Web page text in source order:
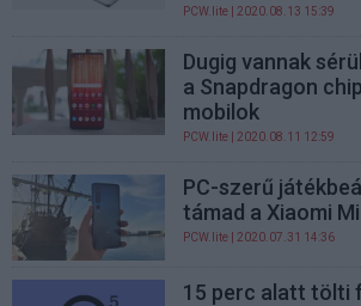
PCW.lite | 2020.08.13 15:39
Dugig vannak
a Snapdragon
mobilok
PCW.lite | 2020.08.11 12:59
PC-szerű
támad a Xiaomi
PCW.lite | 2020.07.31 14:36
15 perc alatt tölti